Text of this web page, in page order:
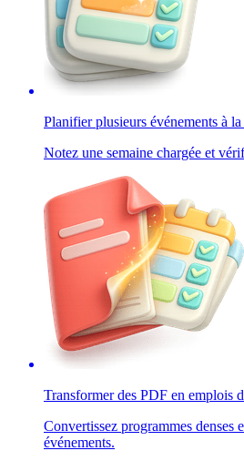
Planifier plusieurs événements à
Notez une semaine chargée et
Transformer des PDF en emplois
Convertissez programmes denses
événements.